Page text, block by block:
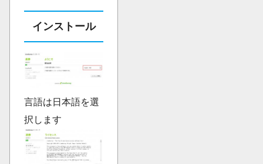
インストール
言語は日本語を選
択します